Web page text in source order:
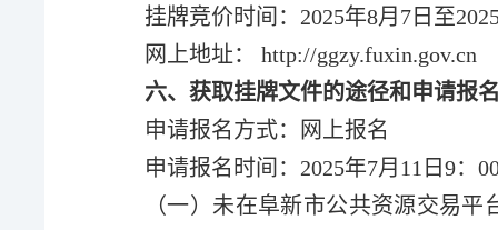
挂牌竞价时间： 2025年8月 7 日至202
网上地址： http://ggzy.fuxin.gov.cn
六、获取挂牌文件的途径和申请报
申请报名方式：
网上报名
申请报名 时间： 2025年7月 11 日 9：
（一）未在阜新市公共资源交易